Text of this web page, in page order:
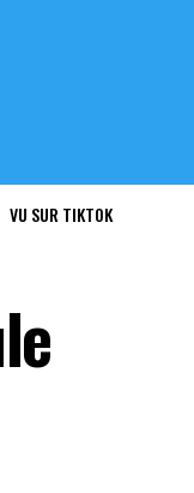
VU SUR TIKTOK